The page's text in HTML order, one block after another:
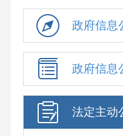
政府信息
政府信息
法定主动